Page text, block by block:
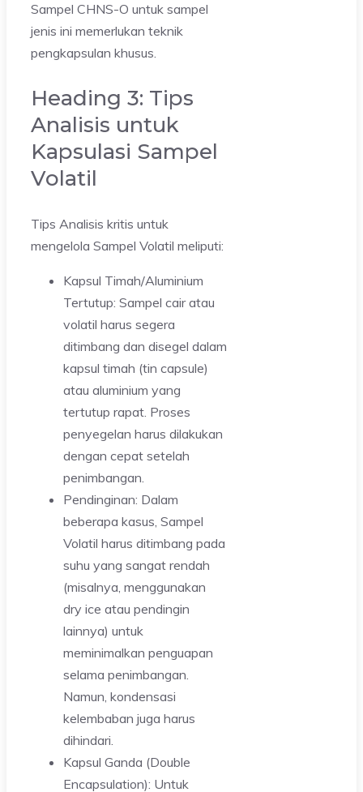
Sampel CHNS-O untuk sampel
jenis ini memerlukan teknik
pengkapsulan khusus.
Heading 3: Tips
Analisis untuk
Kapsulasi Sampel
Volatil
Tips Analisis kritis untuk
mengelola Sampel Volatil meliputi:
Kapsul Timah/Aluminium
Tertutup: Sampel cair atau
volatil harus segera
ditimbang dan disegel dalam
kapsul timah (tin capsule)
atau aluminium yang
tertutup rapat. Proses
penyegelan harus dilakukan
dengan cepat setelah
penimbangan.
Pendinginan: Dalam
beberapa kasus, Sampel
Volatil harus ditimbang pada
suhu yang sangat rendah
(misalnya, menggunakan
dry ice atau pendingin
lainnya) untuk
meminimalkan penguapan
selama penimbangan.
Namun, kondensasi
kelembaban juga harus
dihindari.
Kapsul Ganda (Double
Encapsulation): Untuk